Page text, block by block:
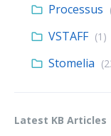
Processus
VSTAFF (1)
Stomelia
Latest KB Articles